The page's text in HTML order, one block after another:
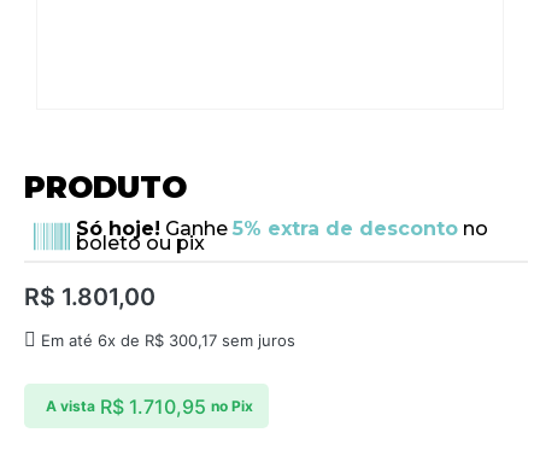
PRODUTO
Só hoje! Ganhe 5% extra de descontono
boleto ou pix
R$ 1.801,00
Em até 6x de R$ 300,17 sem juros
A vista R$1.710,95 no Pix